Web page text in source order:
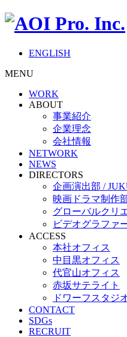
ENGLISH
MENU
WORK
ABOUT
事業紹介
企業理念
会社情報
NETWORK
NEWS
DIRECTORS
企画演出部 /
映画ドラマ制作
グローバルクリ
ビデオグラファ
ACCESS
本社オフィス
中目黒オフィス
代官山オフィス
赤坂サテライト
ドワーフスタジ
CONTACT
SDGs
RECRUIT